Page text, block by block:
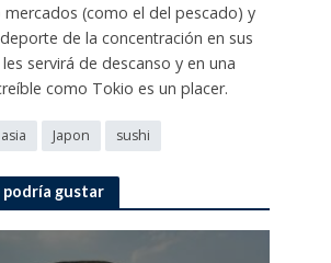
(como el del pescado) y
de la concentración en sus
servirá de descanso y en una
como Tokio es un placer.
asia Japon sushi
podría gustar